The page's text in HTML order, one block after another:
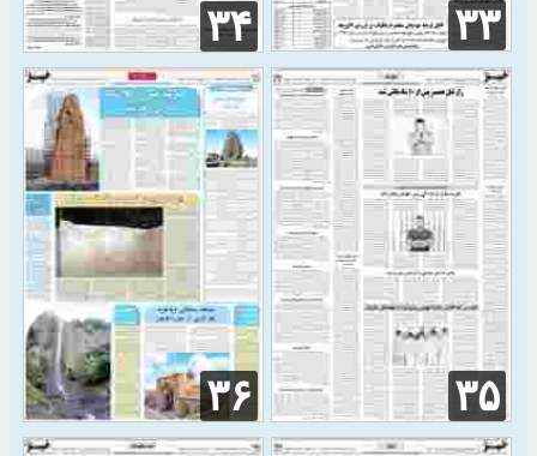
۳۳ ۳۴
۳۵ ۳۶